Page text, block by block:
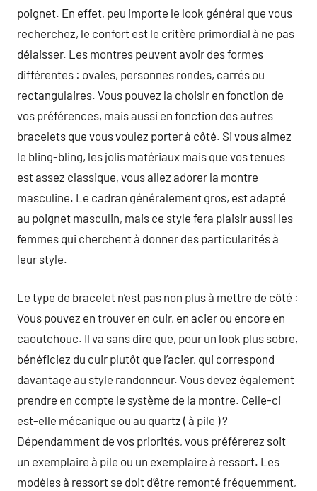
poignet. En effet, peu importe le look général que vous
recherchez, le confort est le critère primordial à ne pas
délaisser. Les montres peuvent avoir des formes
différentes : ovales, personnes rondes, carrés ou
rectangulaires. Vous pouvez la choisir en fonction de
vos préférences, mais aussi en fonction des autres
bracelets que vous voulez porter à côté. Si vous aimez
le bling-bling, les jolis matériaux mais que vos tenues
est assez classique, vous allez adorer la montre
masculine. Le cadran généralement gros, est adapté
au poignet masculin, mais ce style fera plaisir aussi les
femmes qui cherchent à donner des particularités à
leur style.
Le type de bracelet n’est pas non plus à mettre de côté :
Vous pouvez en trouver en cuir, en acier ou encore en
caoutchouc. Il va sans dire que, pour un look plus sobre,
bénéficiez du cuir plutôt que l’acier, qui correspond
davantage au style randonneur. Vous devez également
prendre en compte le système de la montre. Celle-ci
est-elle mécanique ou au quartz ( à pile ) ?
Dépendamment de vos priorités, vous préférerez soit
un exemplaire à pile ou un exemplaire à ressort. Les
modèles à ressort se doit d’être remonté fréquemment,